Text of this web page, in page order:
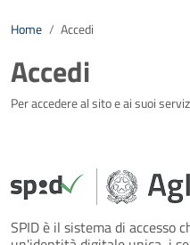
Home / Accedi
Accedi
Per accedere al sito e ai suoi
SPID è il sistema di accesso